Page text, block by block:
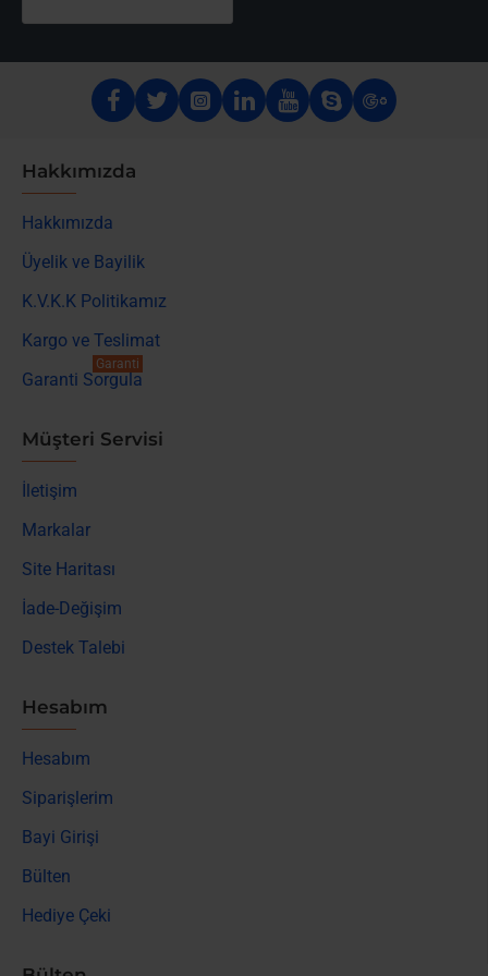
Hakkımızda
Hakkımızda
Üyelik ve Bayilik
K.V.K.K Politikamız
Kargo ve Teslimat
Garanti Sorgula
Garanti
Müşteri Servisi
İletişim
Markalar
Site Haritası
İade-Değişim
Destek Talebi
Hesabım
Hesabım
Siparişlerim
Bayi Girişi
Bülten
Hediye Çeki